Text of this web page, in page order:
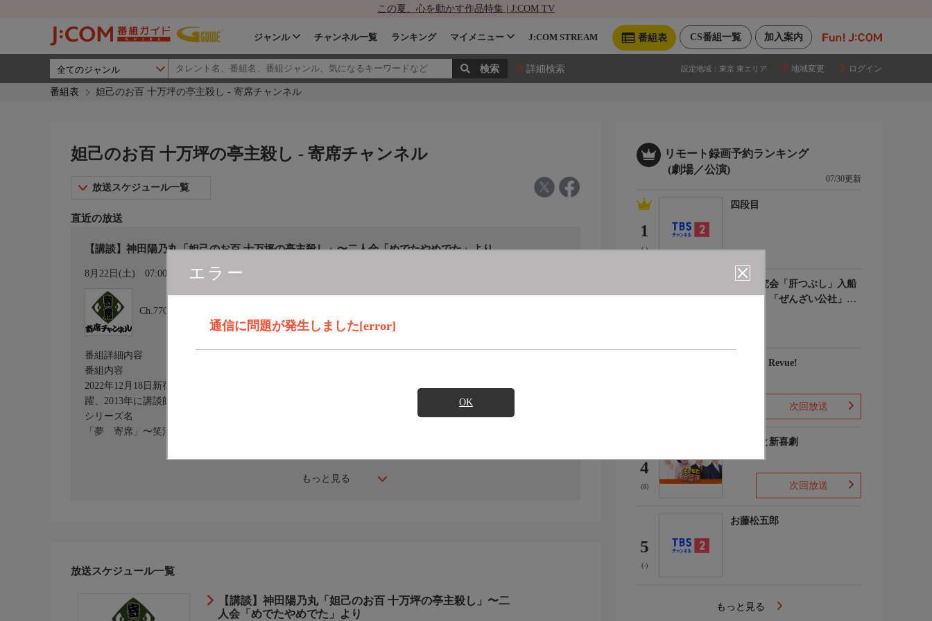
この夏、心を動かす作品特集 | J:COM TV
加入案内
CS番組一覧
番組表
ジャンル チャンネル一覧 ランキング マイメニュー J:COM STREAM
詳細検索 設定地域： 東京 東エリア 地域変更 ログイン
番組表 妲己のお百 十万坪の亭主殺し - 寄席チャンネル
エラー
通信に問題が発生しました[error]
OK
妲己のお百 十万坪の亭主殺し - 寄席チャンネル
放送スケジュール一覧
直近の放送
【講談】神田陽乃丸「妲己のお百 十万坪の亭主殺し」〜二人会「めでたやめでた」より
8月22日(土) 07:00〜07:30 カレンダー登録
Ch.770
もっと見る
番組詳細内容
番組内容
2022年12月18日新宿・道楽亭にて収録。神田紅佳は、NHK地方局アナから韓国に渡りジャーナリストとして活
躍、2013年に講談師・神田紅のもとへ入門、講談師としての経歴をスタートした。
シリーズ名
「夢 寄席」〜笑活 ヨセ女はじめました〜
放送スケジュール一覧
【講談】神田陽乃丸「妲己のお百 十万坪の亭主殺し」〜二
人会「めでたやめでた」より
リモート録画予約ランキング
(劇場／公演)
07/30更新
1
(-)
四段目
落語研究会「肝つぶし」入船
亭扇遊、「ぜんざい公社」柳
愛, Love Revue!
次回放送
4
(8)
よしもと新喜劇
次回放送
5
(-)
お藤松五郎
もっと見る